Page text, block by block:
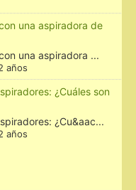
una aspiradora de
una aspiradora ...
años
¿Cuáles son
¿Cu&aac...
años